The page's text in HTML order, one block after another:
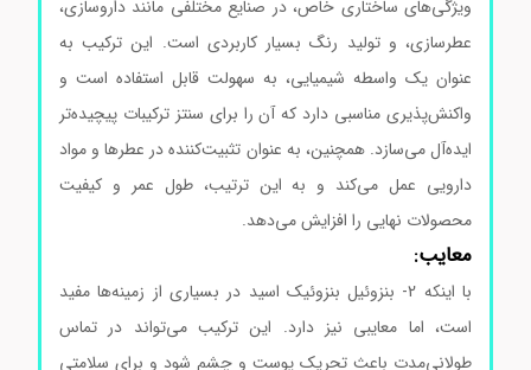
ویژگی‌های ساختاری خاص، در صنایع مختلفی مانند داروسازی،
عطرسازی، و تولید رنگ بسیار کاربردی است. این ترکیب به
عنوان یک واسطه شیمیایی، به سهولت قابل استفاده است و
واکنش‌پذیری مناسبی دارد که آن را برای سنتز ترکیبات پیچیده‌تر
ایده‌آل می‌سازد. همچنین، به عنوان تثبیت‌کننده در عطرها و مواد
دارویی عمل می‌کند و به این ترتیب، طول عمر و کیفیت
محصولات نهایی را افزایش می‌دهد.
معایب:
با اینکه 2- بنزوئیل بنزوئیک اسید در بسیاری از زمینه‌ها مفید
است، اما معایبی نیز دارد. این ترکیب می‌تواند در تماس
طولانی‌مدت باعث تحریک پوست و چشم شود و برای سلامتی